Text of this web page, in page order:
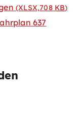
(XLSX,708 KB)
637